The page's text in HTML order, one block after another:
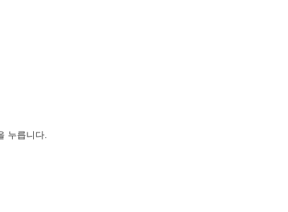
누릅니다.